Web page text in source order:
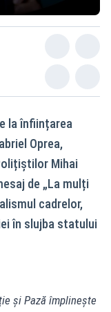
la înființarea
Oprea,
Mihai
de „La mulți
cadrelor,
în slujba statului
și Pază împlinește